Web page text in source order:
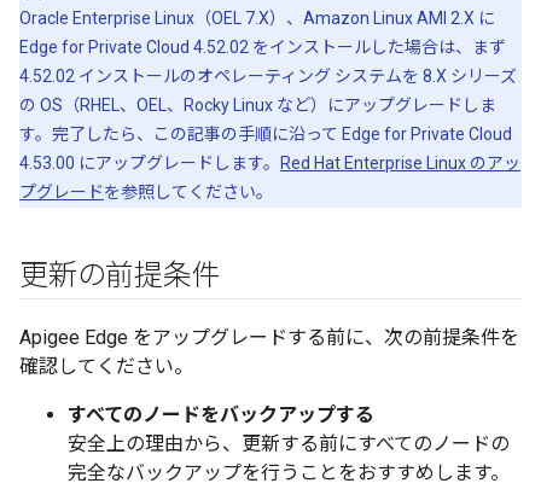
Oracle Enterprise Linux（OEL 7.X）、Amazon Linux AMI 2.X に
Edge for Private Cloud 4.52.02 をインストールした場合は、まず
4.52.02 インストールのオペレーティング システムを 8.X シリーズ
の OS（RHEL、OEL、Rocky Linux など）にアップグレードしま
す。完了したら、この記事の手順に沿って Edge for Private Cloud
4.53.00 にアップグレードします。
Red Hat Enterprise Linux のアッ
プグレードを参照してください。
更新の前提条件
Apigee Edge をアップグレードする前に、次の前提条件を
確認してください。
すべてのノードをバックアップする
安全上の理由から、更新する前にすべてのノードの
完全なバックアップを行うことをおすすめします。